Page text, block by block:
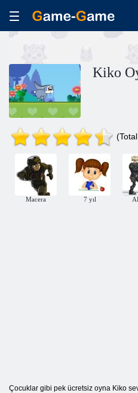
Kiko
Macera 7 yıl
Çocuklar gibi pek ücretsiz oyna Kiko